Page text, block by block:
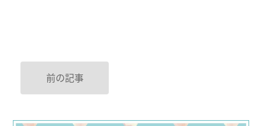
前の記事